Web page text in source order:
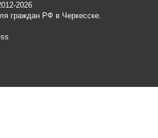
2026
граждан РФ в Черкесске.